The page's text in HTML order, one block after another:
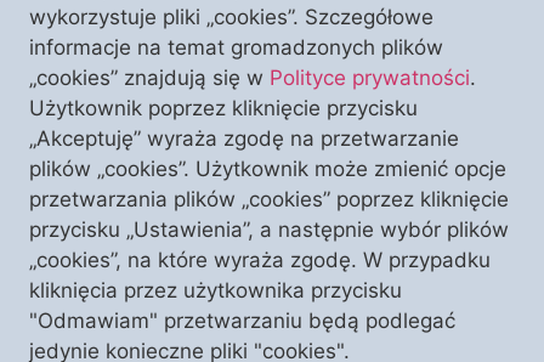
Warszawski Klub „Polonia Christiana” zaprasza na
spotkanie z red. Grzegorzem Górnym, poświęcone
sytuacji na Ukrainie. Czy wojna rosyjskiego imperium
przeciwko państwowości ukraińskiej, zgłaszającej
aspiracje członkostwa w organizacjach zachodnich,
jest czymś więcej niż starciem o to jedno państwo?
A może wręcz jest wojną cywilizacji? Na te pytania
poszukamy odpowiedzi w czwartek 24 marca. W
konflikcie wywołanym […]
wykorzystuje pliki „cookies”. Szczegółowe
informacje na temat gromadzonych plików
„cookies” znajdują się w Polityce prywatności.
Użytkownik poprzez kliknięcie przycisku
„Akceptuję” wyraża zgodę na przetwarzanie
plików „cookies”. Użytkownik może zmienić opcje
przetwarzania plików „cookies” poprzez kliknięcie
przycisku „Ustawienia”, a następnie wybór plików
„cookies”, na które wyraża zgodę. W przypadku
kliknięcia przez użytkownika przycisku
"Odmawiam" przetwarzaniu będą podlegać
jedynie konieczne pliki "cookies".